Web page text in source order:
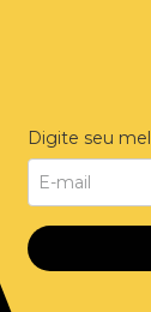
Digite seu